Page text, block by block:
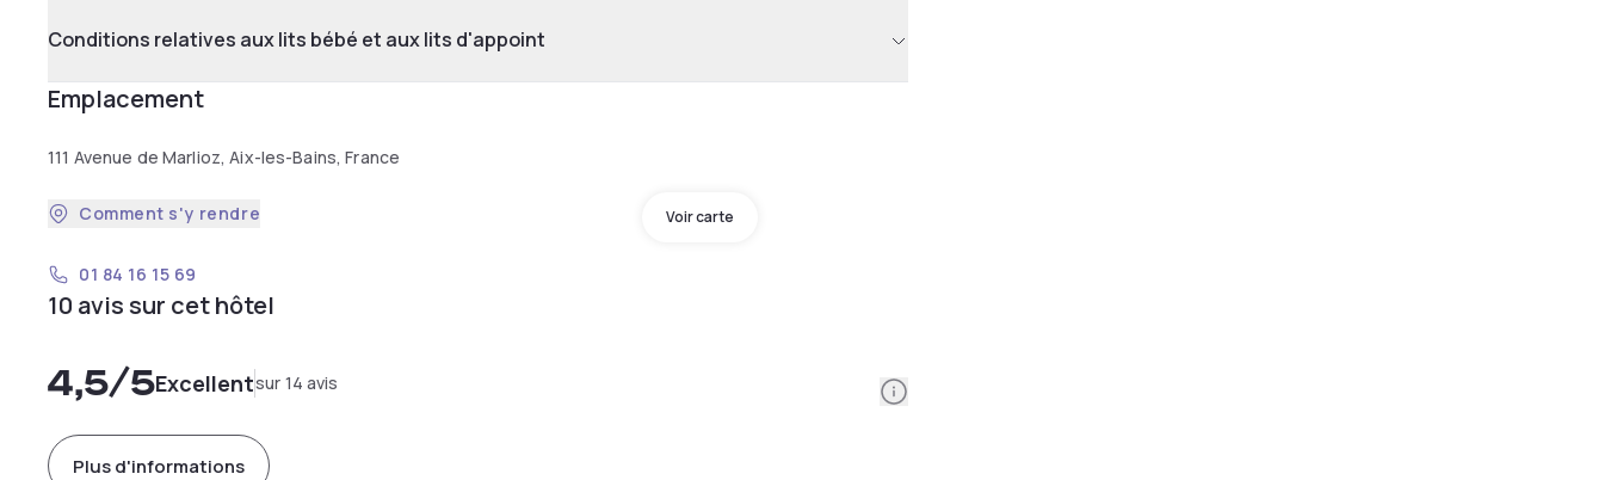
Conditions relatives aux lits bébé et aux lits d'appoint
Emplacement
111 Avenue de Marlioz, Aix-les-Bains, France
Voir carte
Comment s'y rendre
01 84 16 15 69
10 avis sur cet hôtel
4,5/5Excellentsur 14 avis Information
Plus d'informations